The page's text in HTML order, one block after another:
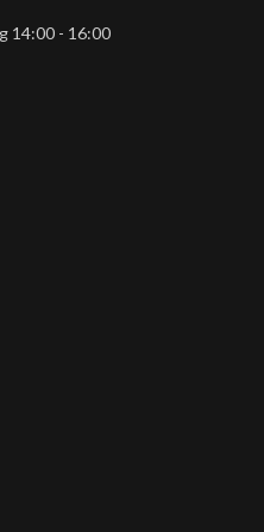
14:00 - 16:00